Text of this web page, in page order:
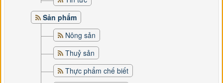
Sản phẩm
Nông sản
Thuỷ sản
Thực phẩm chế biết